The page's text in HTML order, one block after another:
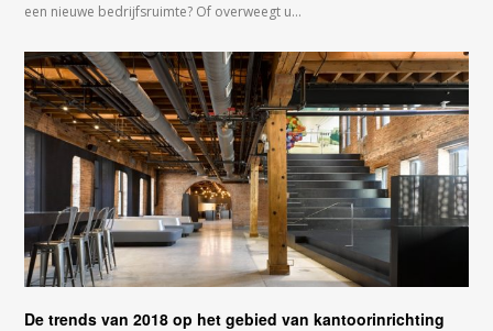
een nieuwe bedrijfsruimte? Of overweegt u…
De trends van 2018 op het gebied van kantoorinrichting